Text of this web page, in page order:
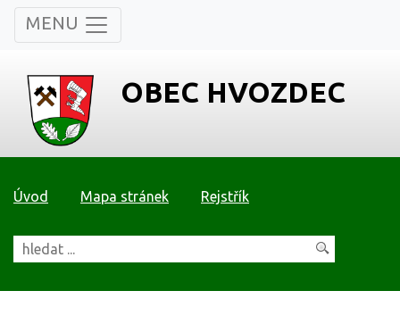
MENU
OBEC HVOZDEC
Úvod Mapa stránek Rejstřík